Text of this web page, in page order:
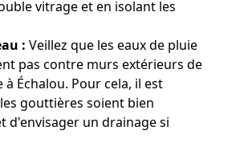
vitrage et en isolant les
: Veillez que les eaux de pluie
pas contre murs extérieurs de
Échalou. Pour cela, il est
gouttières soient bien
d'envisager un drainage si